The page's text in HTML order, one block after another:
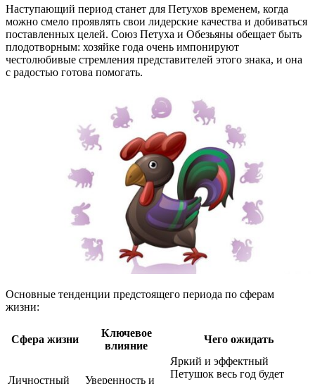
Наступающий период станет для Петухов временем, когда
можно смело проявлять свои лидерские качества и добиваться
поставленных целей. Союз Петуха и Обезьяны обещает быть
плодотворным: хозяйке года очень импонируют
честолюбивые стремления представителей этого знака, и она
с радостью готова помогать.
Основные тенденции предстоящего периода по сферам
жизни:
Сфера жизни
Ключевое
влияние
Чего ожидать
Личностный
Уверенность и
Яркий и эффектный
Петушок весь год будет